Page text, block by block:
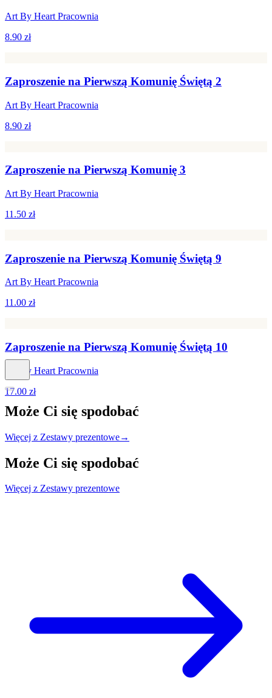
Art By Heart Pracownia
8.90 zł
Zaproszenie na Pierwszą Komunię Świętą 2
Art By Heart Pracownia
8.90 zł
Zaproszenie na Pierwszą Komunię 3
Art By Heart Pracownia
11.50 zł
Zaproszenie na Pierwszą Komunię Świętą 9
Art By Heart Pracownia
11.00 zł
Zaproszenie na Pierwszą Komunię Świętą 10
Art By Heart Pracownia
17.00 zł
Może Ci się spodobać
Więcej z Zestawy prezentowe→
Może Ci się spodobać
Więcej z Zestawy prezentowe